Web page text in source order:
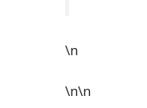
\n
\n\n